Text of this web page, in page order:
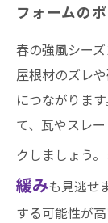
フォームの
春の強風シー
屋根材のズレ
につながりま
て、瓦やスレ
クしましょう。
緩みも見逃せ
する可能性が